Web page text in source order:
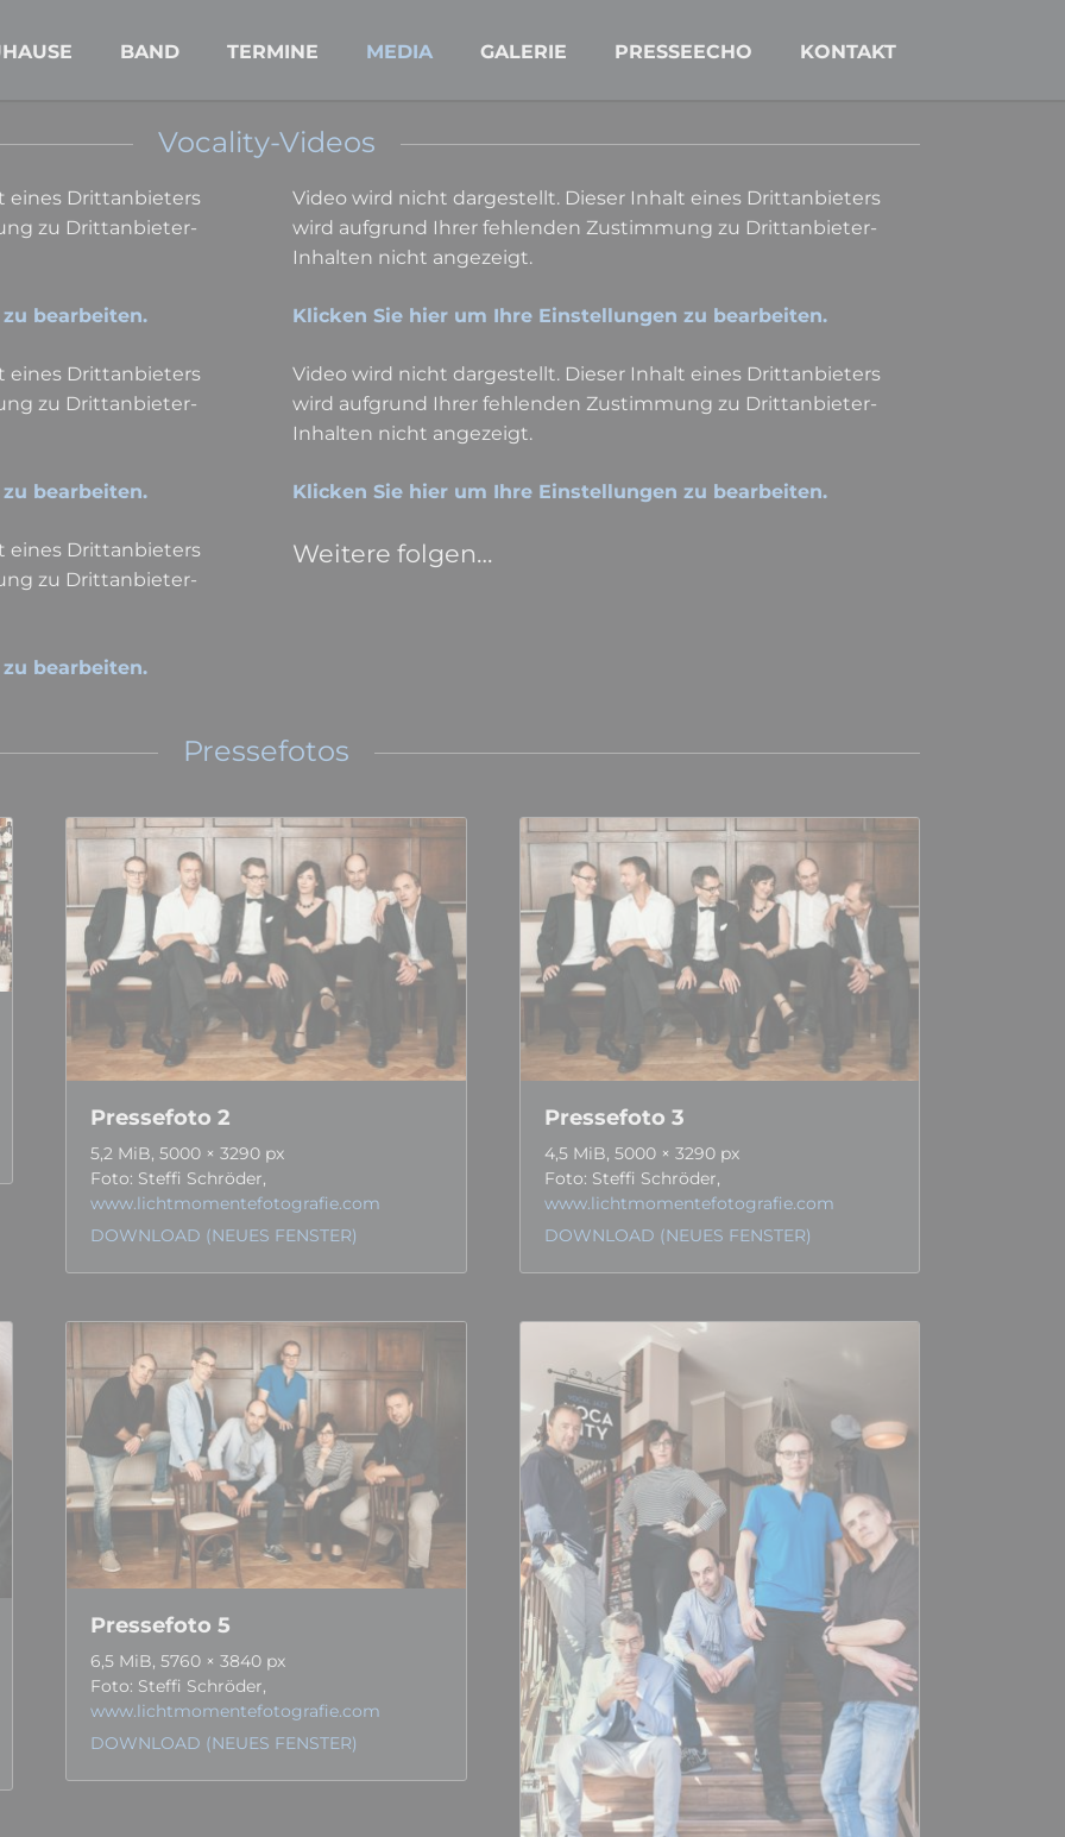
BAND TERMINE MEDIA GALERIE PRESSEECHO KONTAKT
Vocality-Videos
eines Drittanbieters
zu Drittanbieter-
bearbeiten.
eines Drittanbieters
zu Drittanbieter-
bearbeiten.
eines Drittanbieters
zu Drittanbieter-
bearbeiten.
Video wird nicht dargestellt. Dieser Inhalt eines Drittanbieters
wird aufgrund Ihrer fehlenden Zustimmung zu Drittanbieter-
Inhalten nicht angezeigt.
Klicken Sie hier um Ihre Einstellungen zu bearbeiten.
Video wird nicht dargestellt. Dieser Inhalt eines Drittanbieters
wird aufgrund Ihrer fehlenden Zustimmung zu Drittanbieter-
Inhalten nicht angezeigt.
Klicken Sie hier um Ihre Einstellungen zu bearbeiten.
Weitere folgen…
Pressefotos
Pressefoto 2
5,2 MiB, 5000 × 3290 px
Foto: Steffi Schröder,
www.lichtmomentefotografie.com
DOWNLOAD (NEUES FENSTER)
Pressefoto 3
4,5 MiB, 5000 × 3290 px
Foto: Steffi Schröder,
www.lichtmomentefotografie.com
DOWNLOAD (NEUES FENSTER)
Pressefoto 5
6,5 MiB, 5760 × 3840 px
Foto: Steffi Schröder,
www.lichtmomentefotografie.com
DOWNLOAD (NEUES FENSTER)